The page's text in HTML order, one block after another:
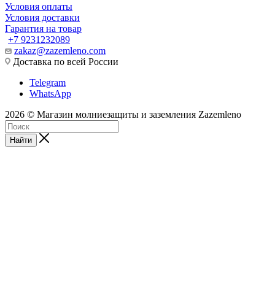
Условия оплаты
Условия доставки
Гарантия на товар
+7 9231232089
zakaz@zazemleno.com
Доставка по всей России
Telegram
WhatsApp
2026 © Магазин молниезащиты и заземления Zazemleno
Найти